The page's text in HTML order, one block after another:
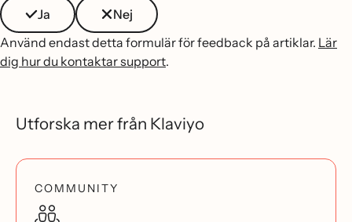
Ja
Nej
Använd endast detta formulär för feedback på artiklar. Lär
dig hur du kontaktar support.
Utforska mer från Klaviyo
COMMUNITY